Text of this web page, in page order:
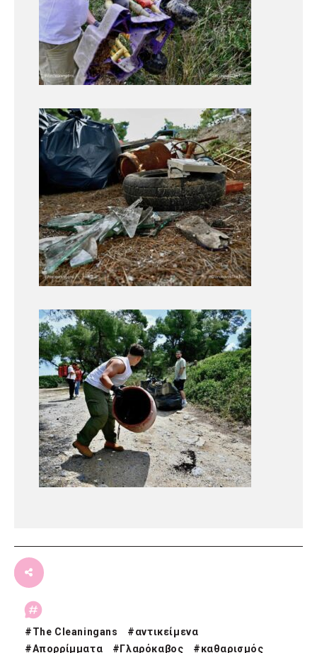
#The Cleaningans #αντικείμενα
#Απορρίμματα # Γλαρόκαβος #καθαρισμός